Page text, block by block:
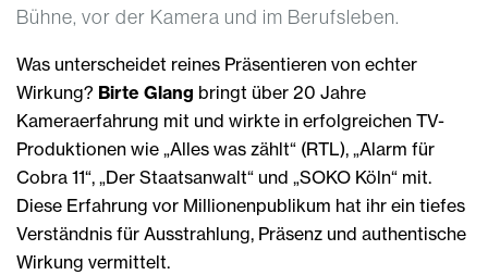
Bühne, vor der Kamera und im Berufsleben.
Was unterscheidet reines Präsentieren von echter
Wirkung? Birte Glang bringt über 20 Jahre
Kameraerfahrung mit und wirkte in erfolgreichen TV-
Produktionen wie „Alles was zählt“ (RTL), „Alarm für
Cobra 11“, „Der Staatsanwalt“ und „SOKO Köln“ mit.
Diese Erfahrung vor Millionenpublikum hat ihr ein tiefes
Verständnis für Ausstrahlung, Präsenz und authentische
Wirkung vermittelt.